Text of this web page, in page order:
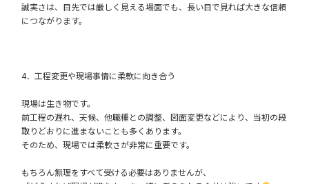
誠実さは、目先では厳しく見える場面でも、長い目で見れば大きな信頼
につながります。
4．工程変更や現場事情に柔軟に向き合う
現場は生き物です。
前工程の遅れ、天候、他職種との調整、図面変更などにより、当初の段
取りどおりに進まないことも多くあります。
そのため、現場では柔軟さが非常に重要です。
もちろん無理をすべて受ける必要はありませんが、